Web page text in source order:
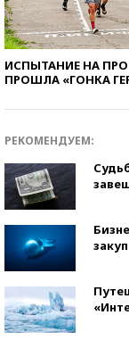
ИСПЫТАНИЕ НА
ПРОШЛА «ГОНКА
РЕКОМЕНДУЕМ: